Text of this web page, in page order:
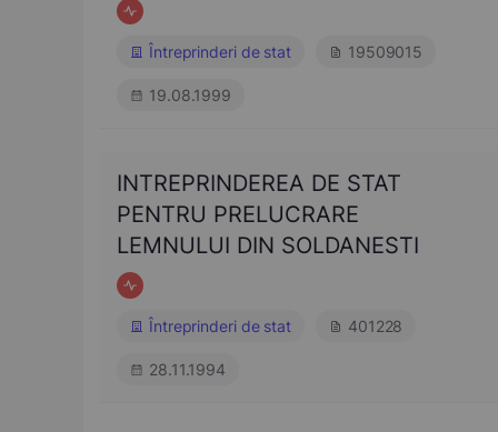
Întreprinderi de stat 19509015
19.08.1999
INTREPRINDEREA DE STAT
PENTRU PRELUCRARE
LEMNULUI DIN SOLDANESTI
Întreprinderi de stat 401228
28.11.1994